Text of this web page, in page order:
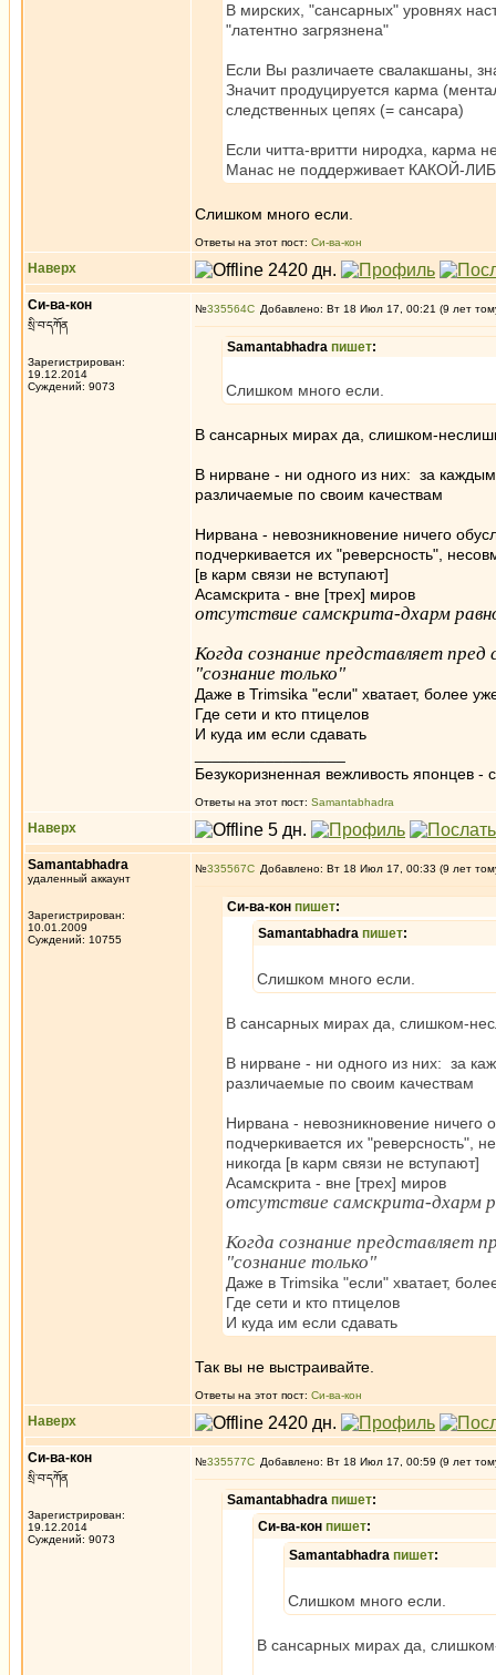
В мирских, "сансарных" уровнях
"латентно загрязнена"
Если Вы различаете свалакшаны,
Значит продуцируется карма
следственных цепях (= сансара)
Если читта-вритти ниродха, карма
Манас не поддерживает КАКОЙ-
Слишком много если.
Ответы на этот пост: Си-ва-кон
Наверх
Си-ва-кон
སྲི་བ་དཀོན
Зарегистрирован:
19.12.2014
Суждений: 9073
№335564 Добавлено: Вт 18 Июл 17, 00:21 (9 лет
Samantabhadra пишет:
Слишком много если.
В сансарных мирах да, слишком-
В нирване - ни одного из них: за
различаемые по своим качествам
Нирвана - невозникновение ничего
подчеркивается их "реверсность",
[в карм связи не вступают]
Асамскрита - вне [трех] миров
отсутствие самскрита-дхарм
Когда сознание представляет
"сознание только"
Даже в Trimsika "если" хватает, более
Где сети и кто птицелов
И куда им если сдавать
Безукоризненная вежливость японцев -
Ответы на этот пост: Samantabhadra
Наверх
Samantabhadra
удаленный аккаунт
Зарегистрирован:
10.01.2009
Суждений: 10755
№335567 Добавлено: Вт 18 Июл 17, 00:33 (9 лет
Си-ва-кон пишет:
Samantabhadra пишет:
Слишком много если.
В сансарных мирах да, слишком-
В нирване - ни одного из них: за
различаемые по своим качествам
Нирвана - невозникновение ничего
подчеркивается их "реверсность",
никогда [в карм связи не вступают]
Асамскрита - вне [трех] миров
отсутствие самскрита-дхарм
Когда сознание представляет
"сознание только"
Даже в Trimsika "если" хватает,
Где сети и кто птицелов
И куда им если сдавать
Так вы не выстраивайте.
Ответы на этот пост: Си-ва-кон
Наверх
Си-ва-кон
སྲི་བ་དཀོན
Зарегистрирован:
19.12.2014
Суждений: 9073
№335577 Добавлено: Вт 18 Июл 17, 00:59 (9 лет
Samantabhadra пишет:
Си-ва-кон пишет:
Samantabhadra пишет:
Слишком много если.
В сансарных мирах да,